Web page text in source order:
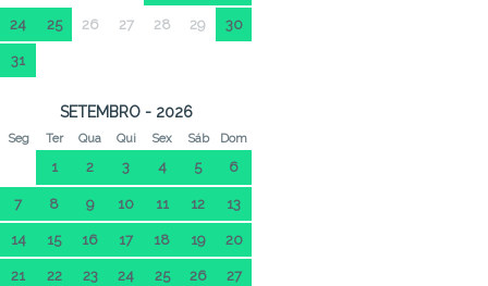
24 25 26 27 28 29 30
31
SETEMBRO - 2026
Seg Ter Qua Qui Sex Sáb Dom
1 2 3 4 5 6
7 8 9 10 11 12 13
14 15 16 17 18 19 20
21 22 23 24 25 26 27